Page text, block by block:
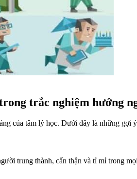
trắc nghiệm hướng
của tâm lý học. Dưới đây là những gợi
trung thành, cẩn thận và tỉ mỉ trong